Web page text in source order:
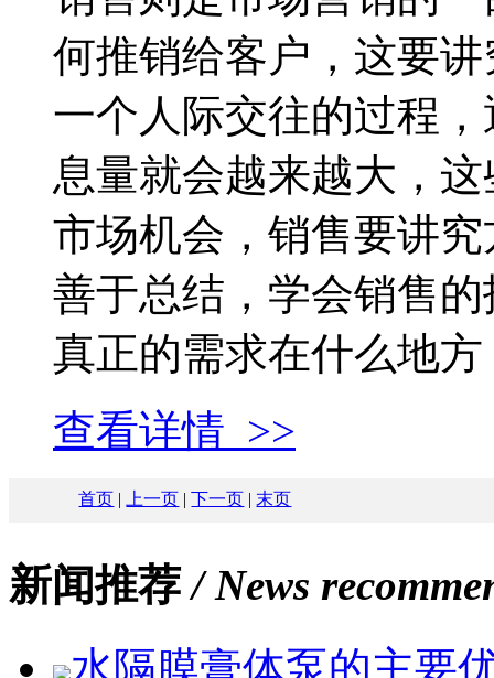
何推销给客户，这要
一个人际交往的过程
息量就会越来越大，
市场机会，销售要讲
善于总结，学会销售
真正的需求在什么地方
查看详情 >>
首页 | 上一页 |下一页 | 末页
新闻推荐/ News
水隔膜膏体泵的主要